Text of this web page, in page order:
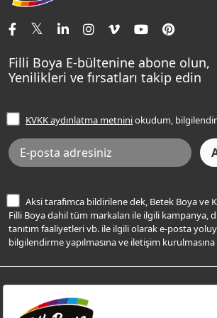
Tavan Boyaları
Ev Bakım ve Hobi Boyaları
Yatak Odası Renkleri
Sentomaxx Sentetik Boya
Sentomaxx İpeksi Mat
Momento Life
Şampanya Rengi
Açık Mavi Rengi
Frezya Rengi
İletişim Bilgilerimiz
Renk Danışma
Filli Ustam
Sıkça Sorulan Sorular
Ücretsiz Yalıtım Keşif Hizmeti
Bilgi Toplumu Hizmetleri
İnternet Sitesi Kullanım Koşulları
KVKK Talep Formu
KVKK Aydınlatma Metni
Filli Boya E-bültenine abone olun,
Yenilikleri ve fırsatları takip edin
KVKK aydınlatma metniniokudum,
Aksi tarafımca bildirilene dek, Betek Boya ve
Filli Boya dahil tüm markaları ile ilgili kampanya,
tanıtım faaliyetleri vb. ile ilgili olarak e-posta
bilgilendirme yapılmasına ve iletişim